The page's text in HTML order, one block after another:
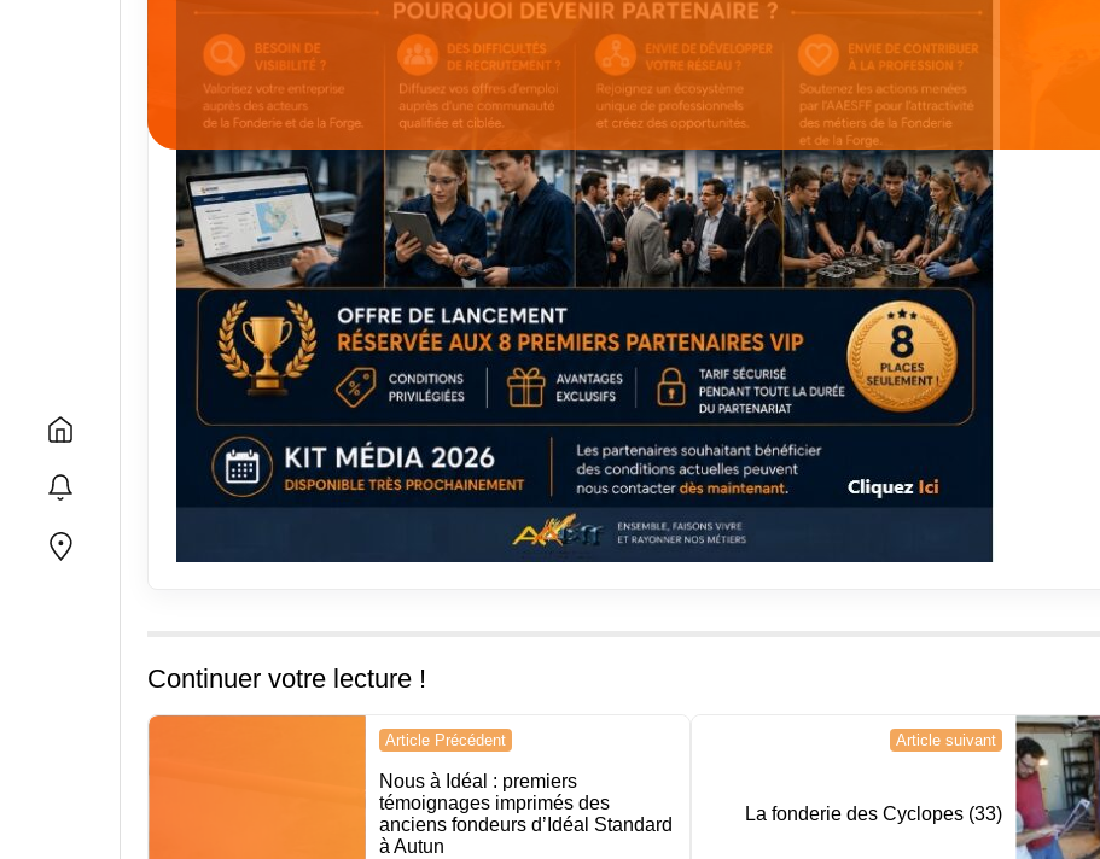
Continuer votre lecture !
Navigation
de
Article Précédent
Nous à Idéal : premiers
témoignages imprimés des
anciens fondeurs d’Idéal Standard
à Autun
Article suivant
La fonderie des Cyclopes (33)